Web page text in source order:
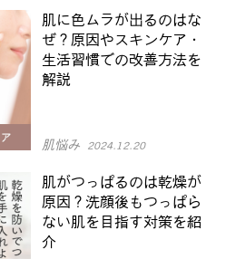
肌に色ムラが出るのはな
ぜ？原因やスキンケア・
生活習慣での改善方法を
解説
肌悩み 2024.12.20
肌がつっぱるのは乾燥が
原因？洗顔後もつっぱら
ない肌を目指す対策を紹
介